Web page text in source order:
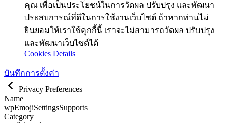
คุณ เพื่อเป็นประโยชน์ในการวัดผล ปรับปรุง และพัฒนา
ประสบการณ์ที่ดีในการใช้งานเว็บไซต์ ถ้าหากท่านไม่
ยินยอมให้เราใช้คุกกี้นี้ เราจะไม่สามารถวัดผล ปรับปรุง
และพัฒนาเว็บไซต์ได้
Cookies Details
บันทึกการตั้งค่า
Privacy Preferences
Name
wpEmojiSettingsSupports
Category